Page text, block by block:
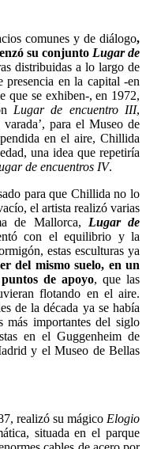
comunes y de diálogo,
su conjunto Lugar de
distribuidas a lo largo de
presencia en la capital -en
que se exhiben-, en 1972,
Lugar de encuentro III,
para el Museo de
en el aire, Chillida
una idea que repetiría
de encuentros IV.
para que Chillida no lo
el artista realizó varias
de Mallorca,
Lugar de
con el equilibrio y la
estas esculturas ya
del mismo suelo, en un
de apoyo, que las
flotando en el aire.
de la década ya se había
más importantes del siglo
en el Guggenheim de
y el Museo de Bellas
realizó su mágico Elogio
situada en el parque